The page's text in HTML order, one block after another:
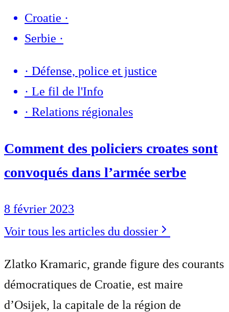
Croatie ·
Serbie ·
· Défense, police et justice
· Le fil de l'Info
· Relations régionales
Comment des policiers croates sont
convoqués dans l’armée serbe
8 février 2023
Voir tous les articles du dossier
Zlatko Kramaric, grande figure des courants
démocratiques de Croatie, est maire
d’Osijek, la capitale de la région de